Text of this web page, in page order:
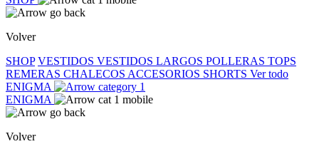
Volver
SHOP VESTIDOS VESTIDOS LARGOS POLLERAS TOPS
REMERAS CHALECOS ACCESORIOS SHORTS Ver todo
ENIGMA
ENIGMA
Volver